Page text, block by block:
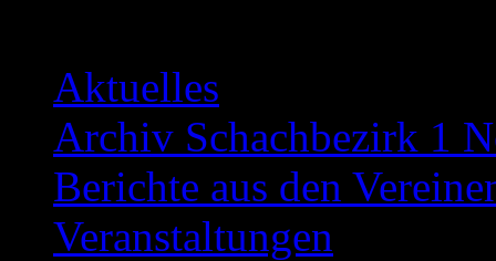
Aktuelles
Archiv Schachbezirk 1
Berichte aus den
Veranstaltungen